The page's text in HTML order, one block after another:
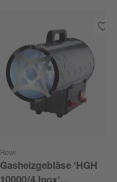
Rowi
Gasheizgebläse 'HGH